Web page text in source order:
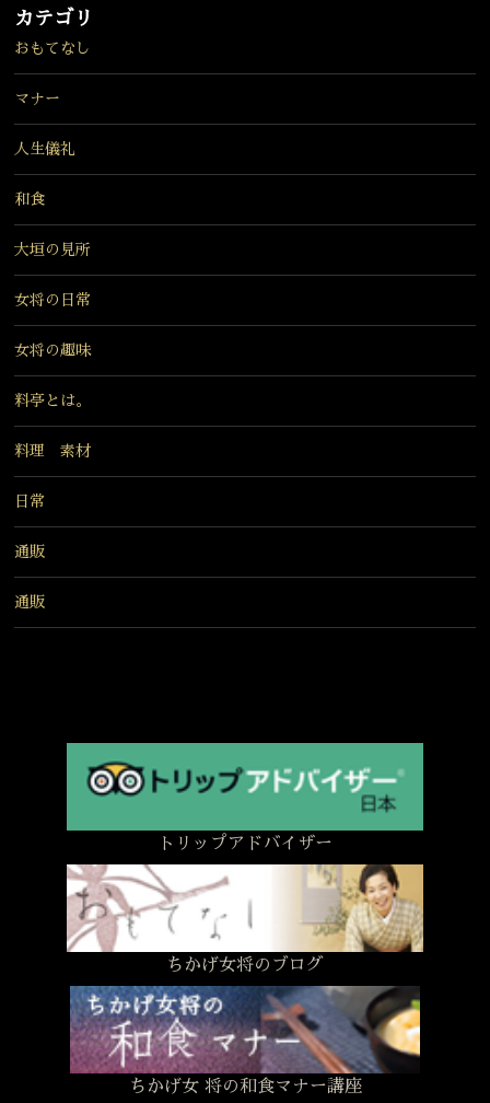
カテゴリ
おもてなし
マナー
人生儀礼
和食
大垣の見所
女将の日常
女将の趣味
料亭とは。
料理 素材
日常
通販
通販
トリップアドバイザー
ちかげ女将のブログ
ちかげ女 将の和食マナー講座